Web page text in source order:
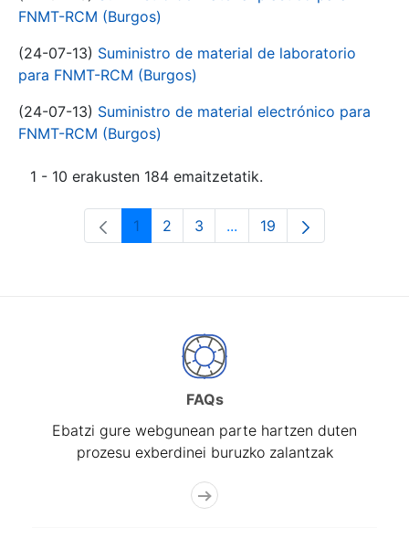
FNMT-RCM (Burgos)
(24-07-13) Suministro de material de laboratorio
para FNMT-RCM (Burgos)
(24-07-13) Suministro de material electrónico para
FNMT-RCM (Burgos)
1 - 10 erakusten 184 emaitzetatik.
Orrialdea
1 Orrialdea
2 Orrialdea
3 ...Intermediate Pages Use
Orrialdea
19
FAQs
Ebatzi gure webgunean parte hartzen duten
prozesu exberdinei buruzko zalantzak